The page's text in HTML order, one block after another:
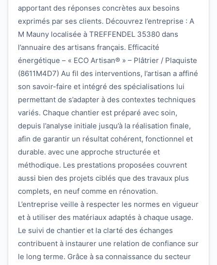
apportant des réponses concrètes aux besoins
exprimés par ses clients. Découvrez l’entreprise : A
M Mauny localisée à TREFFENDEL 35380 dans
l’annuaire des artisans français. Efficacité
énergétique – « ECO Artisan® » – Plâtrier / Plaquiste
(8611M4D7) Au fil des interventions, l’artisan a affiné
son savoir-faire et intégré des spécialisations lui
permettant de s’adapter à des contextes techniques
variés. Chaque chantier est préparé avec soin,
depuis l’analyse initiale jusqu’à la réalisation finale,
afin de garantir un résultat cohérent, fonctionnel et
durable. avec une approche structurée et
méthodique. Les prestations proposées couvrent
aussi bien des projets ciblés que des travaux plus
complets, en neuf comme en rénovation.
L’entreprise veille à respecter les normes en vigueur
et à utiliser des matériaux adaptés à chaque usage.
Le suivi de chantier et la clarté des échanges
contribuent à instaurer une relation de confiance sur
le long terme. Grâce à sa connaissance du secteur